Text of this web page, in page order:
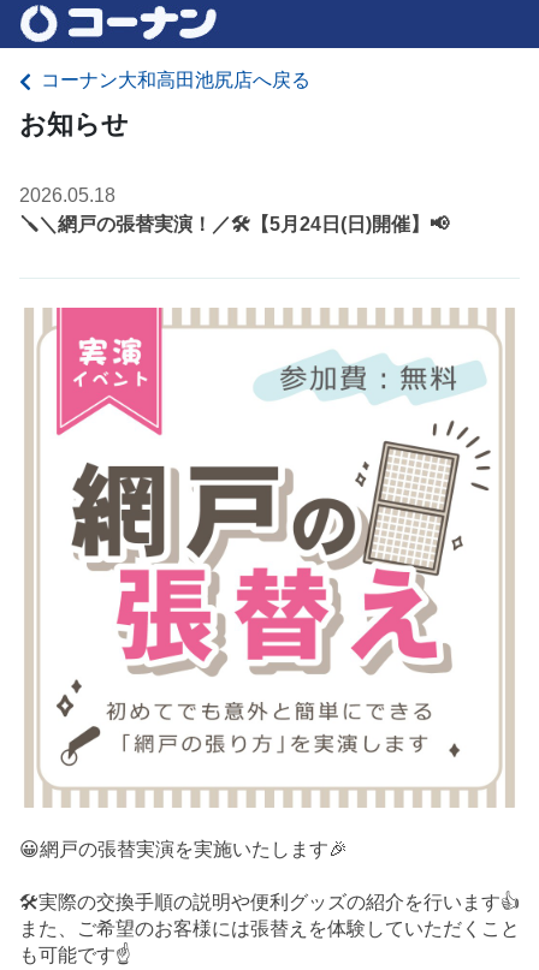
コーナン大和高田池尻店へ戻る
お知らせ
2026.05.18
🪛＼網戸の張替実演！／🛠️【5月24日(日)開催】📢
😀網戸の張替実演を実施いたします🎉
🛠️実際の交換手順の説明や便利グッズの紹介を行います👍
また、ご希望のお客様には張替えを体験していただくこと
も可能です☝️